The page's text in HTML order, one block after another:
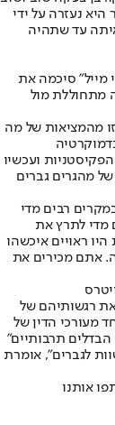
נעזרה על ידי
עד שתהיה
מייל" סיכמה את
מתחוללת מול
מהמציאות של מה
ועכשיו
מהגרים גברים
רבים מדי
מדי לתרץ את
ראויים איכשהו
אתם מכירים את
רגשותיהם של
מעורכי הדין של
תרבותיים"
לגברים", אומרת
אותנו